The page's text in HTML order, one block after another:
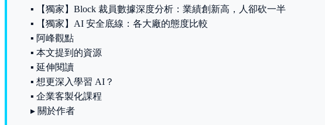
▪ 【獨家】Block 裁員數據深度分析：業績創新高，人卻砍一半
▪ 【獨家】AI 安全底線：各大廠的態度比較
▪ 阿峰觀點
▪ 本文提到的資源
▪ 延伸閱讀
▪ 想更深入學習 AI？
▪ 企業客製化課程
▸ 關於作者